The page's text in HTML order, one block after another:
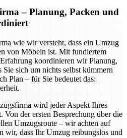
– Planung, Packen und
wie wir versteht, dass ein Umzug
von Möbeln ist. Mit fundiertem
koordinieren wir Planung,
Sie sich um nichts selbst kümmern
Plan – für Sie bedeutet das:
wird jeder Aspekt Ihres
Von der ersten Besprechung über die
Umzugsroute – wir achten auf
wir, dass Ihr Umzug reibungslos und